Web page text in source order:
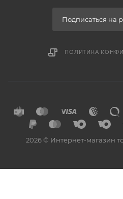
Подписаться на
ПОЛИТИКА
2026 © Интернет-магазин